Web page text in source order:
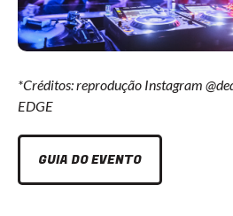
*Créditos: reprodução Instagram
EDGE
GUIA DO EVENTO